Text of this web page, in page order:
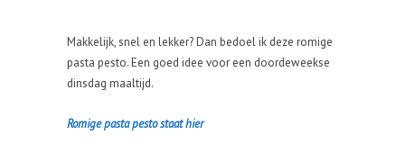
Makkelijk, snel en lekker? Dan bedoel ik deze romige
pasta pesto. Een goed idee voor een doordeweekse
dinsdag maaltijd.
Romige pasta pesto staat hier